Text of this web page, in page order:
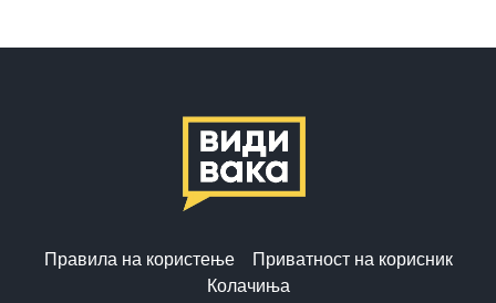
Правила на користење
Приватност на корисник
Колачиња